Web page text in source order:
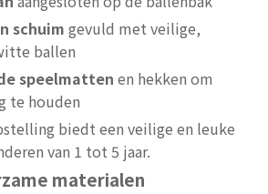
schuim gevuld met veilige,
ballen
speelmatten en hekken om
te houden
biedt een veilige en leuke
van 1 tot 5 jaar.
materialen